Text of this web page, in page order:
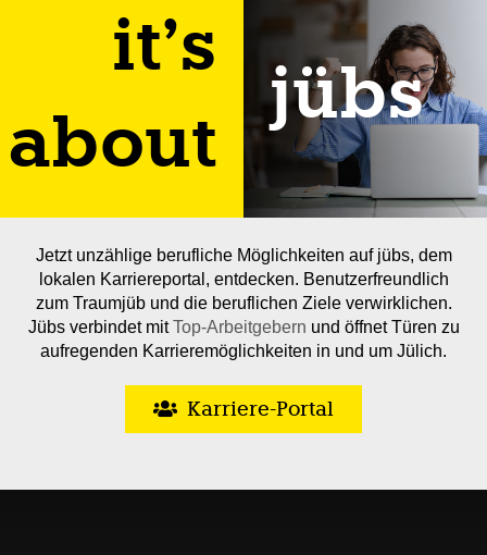
it’s
about
jübs
Jetzt unzählige berufliche Möglichkeiten auf jübs, dem
lokalen Karriereportal, entdecken. Benutzerfreundlich
zum Traumjüb und die beruflichen Ziele verwirklichen.
Jübs verbindet mitTop-Arbeitgebern und öffnet Türen zu
aufregenden Karrieremöglichkeiten in und um Jülich.
Karriere-Portal